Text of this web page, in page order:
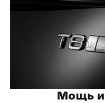
Мощь